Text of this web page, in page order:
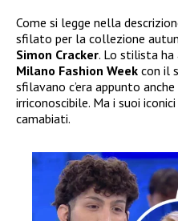
Come si legge nella
sfilato per la collezione
Simon Cracker. Lo stilista
Milano Fashion Week con il
sfilavano c’era appunto
irriconoscibile. Ma i suoi
camabiati.